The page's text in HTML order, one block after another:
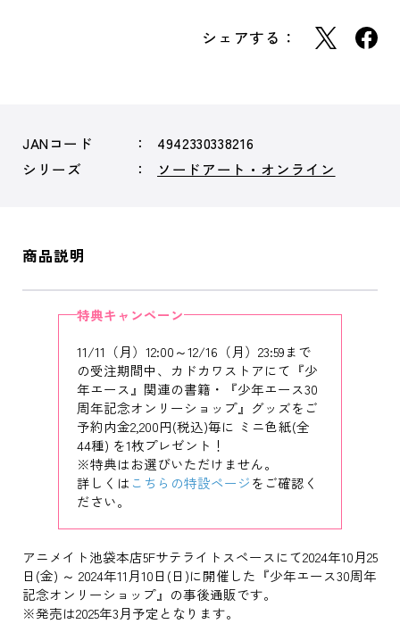
シェアする：
JANコード
4942330338216
シリーズ
ソードアート・オンライン
商品説明
特典キャンペーン
11/11（月）12:00～12/16（月）23:59まで
の受注期間中、カドカワストアにて『少
年エース』関連の書籍・『少年エース30
周年記念オンリーショップ』グッズをご
予約内金2,200円(税込)毎に ミニ色紙(全
44種) を1枚プレゼント！
※特典はお選びいただけません。
詳しくは こちらの特設ページをご確認く
ださい。
アニメイト池袋本店5Fサテライトスペースにて2024年10月25
日(金) ～ 2024年11月10日(日)に開催した『少年エース30周年
記念オンリーショップ』の事後通販です。
※発売は2025年3月予定となります。